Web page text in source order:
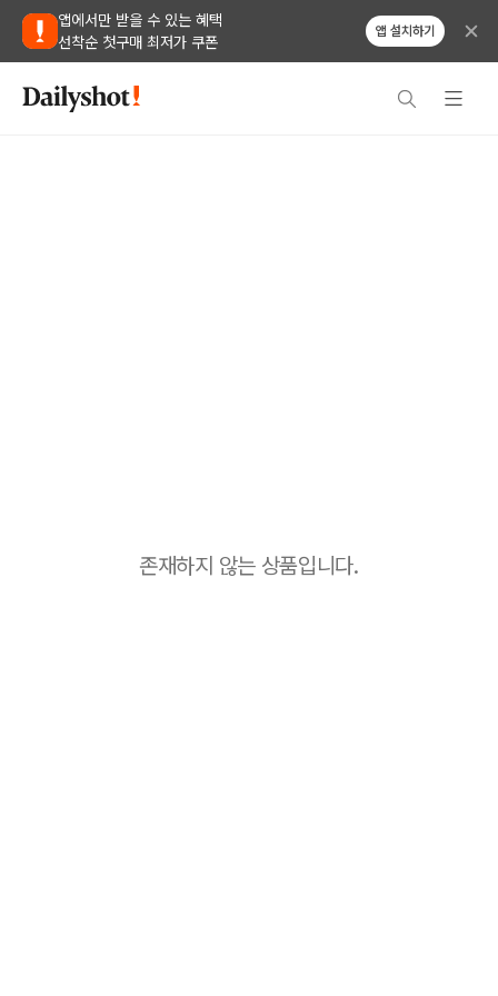
앱에서만 받을 수 있는 혜택
선착순 첫구매 최저가 쿠폰
앱 설치하기
존재하지 않는 상품입니다.